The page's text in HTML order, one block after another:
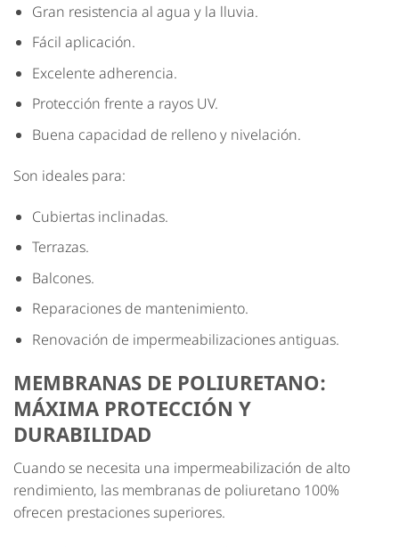
Gran resistencia al agua y la lluvia.
Fácil aplicación.
Excelente adherencia.
Protección frente a rayos UV.
Buena capacidad de relleno y nivelación.
Son ideales para:
Cubiertas inclinadas.
Terrazas.
Balcones.
Reparaciones de mantenimiento.
Renovación de impermeabilizaciones antiguas.
MEMBRANAS DE POLIURETANO:
MÁXIMA PROTECCIÓN Y
DURABILIDAD
Cuando se necesita una impermeabilización de alto
rendimiento, las membranas de poliuretano 100%
ofrecen prestaciones superiores.